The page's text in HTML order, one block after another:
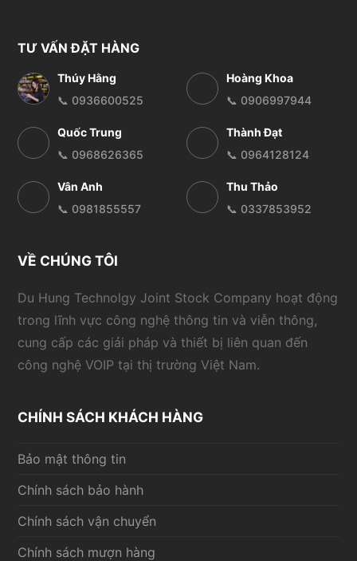
TƯ VẤN ĐẶT HÀNG
Thúy Hằng
📞 0936600525
Hoàng Khoa
📞 0906997944
Quốc Trung
📞 0968626365
Thành Đạt
📞 0964128124
Vân Anh
📞 0981855557
Thu Thảo
📞 0337853952
VỀ CHÚNG TÔI
Du Hung Technolgy Joint Stock Company hoạt động
trong lĩnh vực công nghệ thông tin và viễn thông,
cung cấp các giải pháp và thiết bị liên quan đến
công nghệ VOIP tại thị trường Việt Nam.
CHÍNH SÁCH KHÁCH HÀNG
Bảo mật thông tin
Chính sách bảo hành
Chính sách vận chuyển
Chính sách mượn hàng